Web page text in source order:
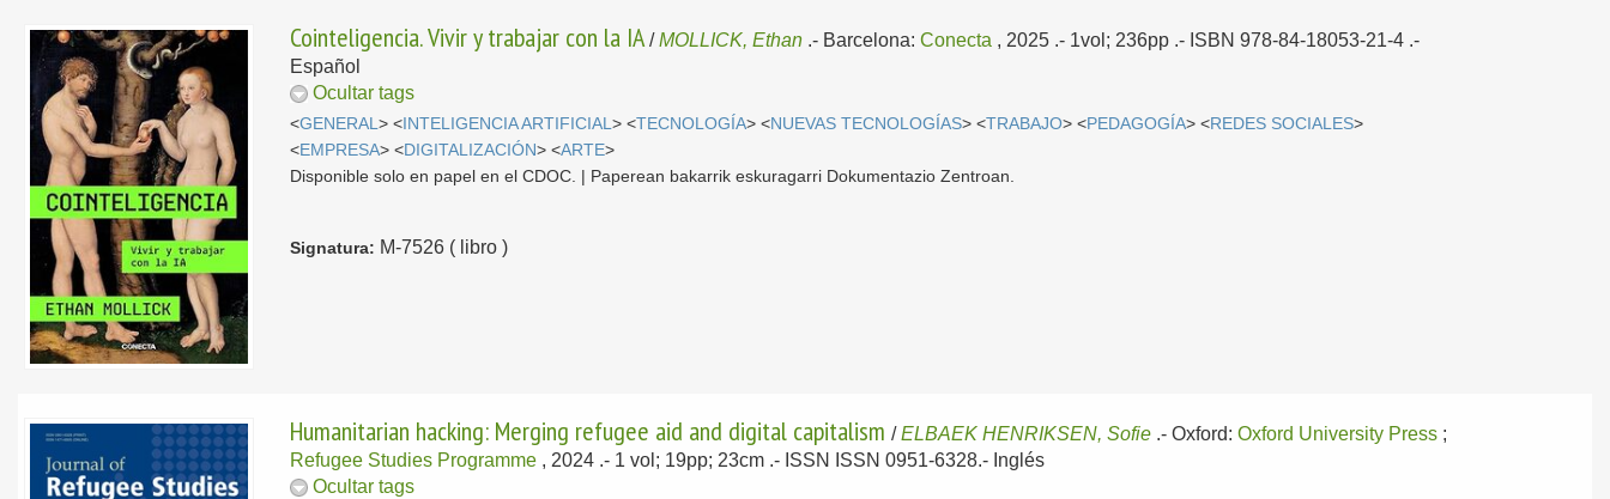
Cointeligencia. Vivir y trabajar con la IA /MOLLICK, Ethan .- Barcelona:Conecta , 2025 .- 1vol; 236pp .- ISBN 978-84-18053-21-4 .-
Español
Ocultar tags
<GENERAL> < INTELIGENCIA ARTIFICIAL> <TECNOLOGÍA> <NUEVAS TECNOLOGÍAS> <TRABAJO> <PEDAGOGÍA> <REDES SOCIALES>
<EMPRESA> <DIGITALIZACIÓN> <ARTE>
Disponible solo en papel en el CDOC. | Paperean bakarrik eskuragarri Dokumentazio Zentroan.
Signatura: M-7526 ( libro )
Humanitarian hacking: Merging refugee aid and digital capitalism/ELBAEK HENRIKSEN, Sofie .-Oxford:Oxford University Press ;
Refugee Studies Programme , 2024 .- 1 vol; 19pp; 23cm .- ISSN ISSN 0951-6328.- Inglés
Ocultar tags